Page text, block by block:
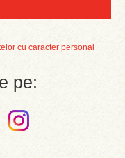
cu caracter personal
pe: